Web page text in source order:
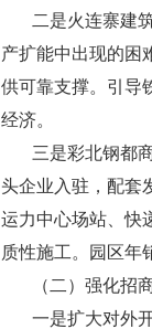
二是火连寨建
产扩能中出现的困
供可靠支撑。引导
经济。
三是彩北钢都
头企业入驻，配套
运力中心场站、快
质性施工。园区年
（二）强化招
一是扩大对外